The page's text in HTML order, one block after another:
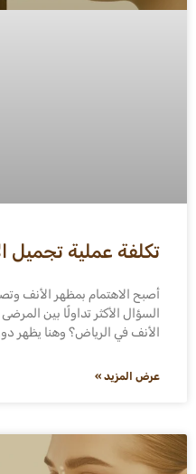
تكلفة عملية تجميل
أصبح الاهتمام بمظهر الأنف
السؤال الأكثر تداولًا بين
الأنف في الرياض؟ وهنا يظهر دور
عرض المزيد »